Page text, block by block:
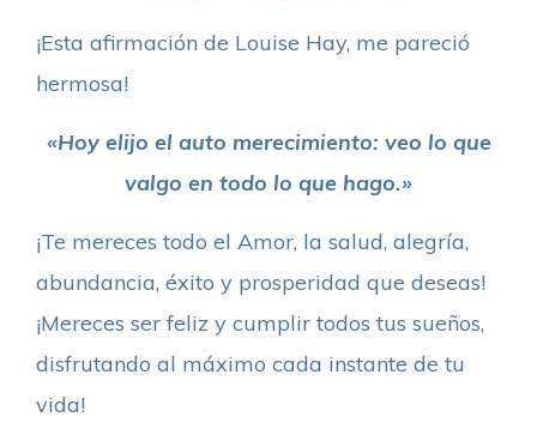
¡Esta afirmación de Louise Hay, me pareció
hermosa!
«Hoy elijo el auto merecimiento: veo lo que
valgo en todo lo que hago.»
¡Te mereces todo el Amor, la salud, alegría,
abundancia, éxito y prosperidad que deseas!
¡Mereces ser feliz y cumplir todos tus sueños,
disfrutando al máximo cada instante de tu
vida!